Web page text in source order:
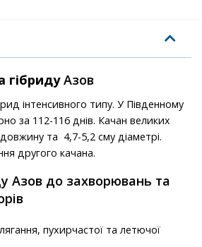
гібридуАзов
інтенсивного типу. У Південному
за 112-116 днів. Качан великих
та 4,7-5,2 сму діаметрі.
другого качана.
Азов до захворювань та
пухирчастої та летючої